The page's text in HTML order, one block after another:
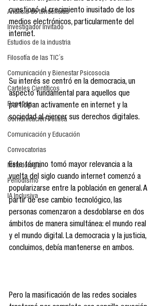
Análisis de tendencias
Investigador Invitado
Estudios de la industria
Filosofía de las TIC´s
Comunicación y Bienestar Psicosocia
Carteles Científicos
Reseñas
Comunicación Política
Comunicación y Educación
Convocatorias
Metodología
Periodismo
IA Inclusiva
cuestionó el crecimiento inusitado de los
medios electrónicos, particularmente del
internet.
Su interés se centró en la democracia, un
aspecto fundamental para aquellos que
participan activamente en internet y la
sociedad al ejercer sus derechos digitales.
Este término tomó mayor relevancia a la
vuelta del siglo cuando internet comenzó a
popularizarse entre la población en general. A
partir de ese cambio tecnológico, las
personas comenzaron a desdoblarse en dos
ámbitos de manera simultánea: el mundo real
y el mundo digital. La democracia y la justicia,
concluimos, debía mantenerse en ambos.
Pero la masificación de las redes sociales